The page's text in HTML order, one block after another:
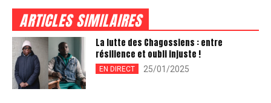
ARTICLES SIMILAIRES
La lutte des Chagossiens : entre
résilience et oubli injuste !
EN DIRECT 25/01/2025